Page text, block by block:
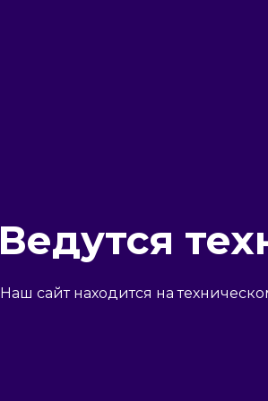
Наш сайт находится на